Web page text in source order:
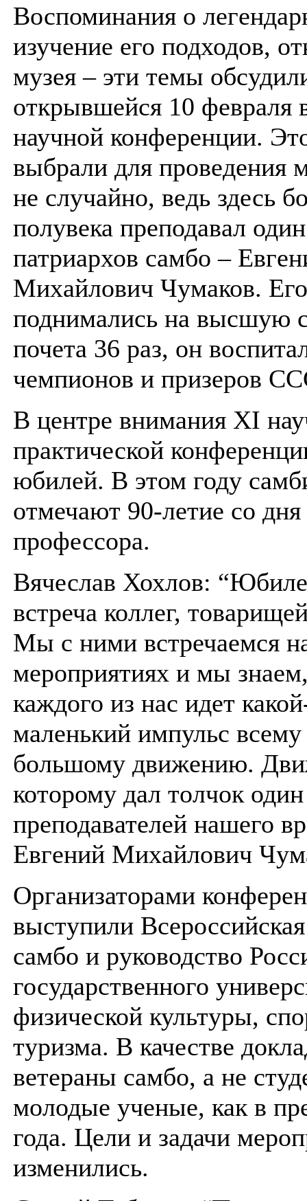
Воспоминания о
изучение его подходов,
музея – эти темы
открывшейся 10
научной конференции.
выбрали для проведения
не случайно, ведь здесь
полувека преподавал
патриархов самбо –
Михайлович Чумаков.
поднимались на высшую
почета 36 раз, он
чемпионов и призеров
В центре внимания XI
практической
юбилей. В этом году
отмечают 90-летие со
профессора.
Вячеслав Хохлов:
встреча коллег,
Мы с ними встречаемся
мероприятиях и мы
каждого из нас идет
маленький импульс
большому движению.
которому дал толчок
преподавателей нашего
Евгений Михайлович
Организаторами
выступили
самбо и руководство
государственного
физической культуры,
туризма. В качестве
ветераны самбо, а не
молодые ученые, как в
года. Цели и задачи
изменились.